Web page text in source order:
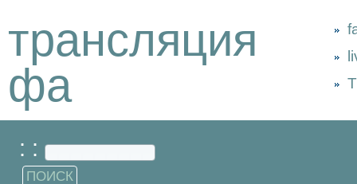
трансляция
фа
: :